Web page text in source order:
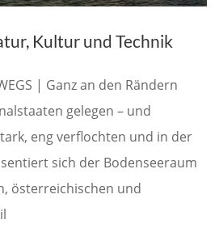
Kultur und Technik
| Ganz an den Rändern
gelegen – und
eng verflochten und in der
sich der Bodenseeraum
österreichischen und